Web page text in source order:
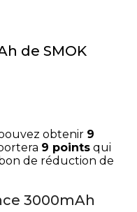
de SMOK
obtenir 9
9 points qui
de réduction de
3000mAh